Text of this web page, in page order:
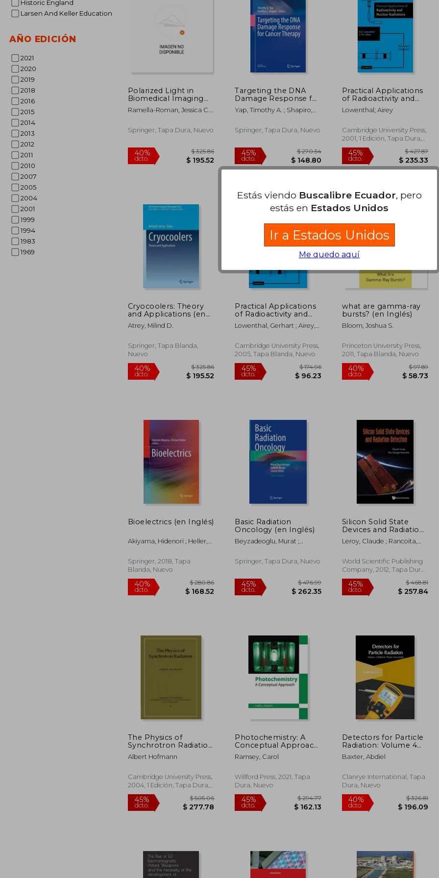
Historic England
Larsen And Keller Education
AÑO EDICIÓN
2021
2020
2019
2018
2016
2015
2014
2013
2012
2011
2010
2007
2005
2004
2001
1999
1994
1983
1969
45%
dcto. dcto.
Polarized Light in
Biomedical Imaging
and Sensing: Clinical
and Preclinical
Inglés)
Ramella-Roman, Jessica C. ;
Springer, Tapa Dura, Nuevo
$ 195.52
Targeting the DNA
Damage Response for
Cancer Therapy (en
Inglés)
Yap, Timothy A. ; Shapiro,
Springer, Tapa Dura, Nuevo
dcto. $ 148.80
Practical Applications
of Radioactivity and
Nuclear Radiations (en
Inglés)
Lowenthal; Airey
Cambridge University Press,
2001, 1 Edición, Tapa Dura,
Nuevo
dcto.
Cryocoolers: Theory
and Applications (en
Inglés)
Atrey, Milind D.
Springer, Tapa Blanda,
Nuevo
40%
Practical Applications
of Radioactivity and
Nuclear Radiations (en
Inglés)
Lowenthal, Gerhart ; Airey,
Cambridge University Press,
2005, Tapa Blanda, Nuevo
45% $ 174.96
what are gamma-ray
bursts? (en Inglés)
Bloom, Joshua S.
Princeton University Press,
2011, Tapa Blanda, Nuevo
40%
Bioelectrics (en Inglés)
Akiyama, Hidenori ; Heller,
Springer, 2018, Tapa
Blanda, Nuevo
40%
dcto.
$ 280.86
$ 168.52
Basic Radiation
Oncology (en Inglés)
Beyzadeoglu, Murat ;
Cüneyt
Springer, Tapa Dura, Nuevo
45%
dcto.
$ 476.99
$ 262.35
Silicon Solid State
Devices and Radiation
Detection (en Inglés)
Leroy, Claude ; Rancoita,
World Scientific Publishing
Company, 2012, Tapa Dura,
Nuevo
45%
The Physics of
Synchrotron Radiation
Hardback (Cambridge
Monographs on
Nuclear Physics and
Cosmology) (en
Albert Hofmann
Cambridge University Press,
2004, 1 Edición, Tapa Dura,
Nuevo
Photochemistry: A
Conceptual Approach
(en Inglés)
Ramsey, Carol
Willford Press, 2021, Tapa
Dura, Nuevo
Detectors for Particle
Radiation: Volume 4
(Particle Physics
Essentials) (en Inglés)
Baxter, Abdiel
Clanrye International, Tapa
Dura, Nuevo
Estás viendo Buscalibre Ecuador, pero
estás en Estados Unidos
Ir a Estados Unidos
Me quedo aquí